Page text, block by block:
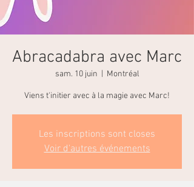
Abracadabra avec Marc
sam. 10 juin Montréal
Viens t'initier avec à la magie avec Marc!
Les inscriptions sont closes
Voir d'autres événements